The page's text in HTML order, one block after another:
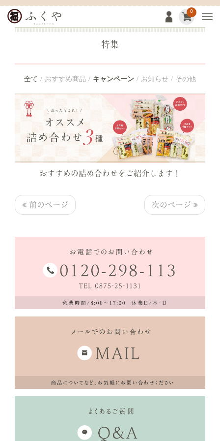
0
特集
全て おすすめ商品 キャンペーン お知らせ その他
おすすめの詰め合わせをご紹介します！
前のページ 次のページ